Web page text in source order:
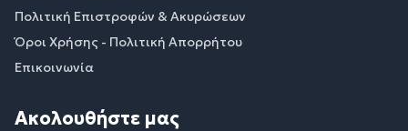
Πολιτική Επιστροφών & Ακυρώσεων
Όροι Χρήσης - Πολιτική Απορρήτου
Επικοινωνία
Ακολουθήστε μας